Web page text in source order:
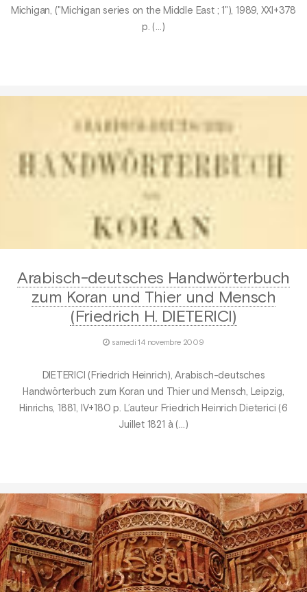
Michigan, ("Michigan series on the Middle East ; 1"), 1989, XXI+378
p. (…)
Arabisch-deutsches Handwörterbuch
zum Koran und Thier und Mensch
(Friedrich H. DIETERICI)
samedi 14 novembre 2009
DIETERICI (Friedrich Heinrich), Arabisch-deutsches
Handwörterbuch zum Koran und Thier und Mensch, Leipzig,
Hinrichs, 1881, IV+180 p. L’auteur Friedrich Heinrich Dieterici (6
Juillet 1821 à (…)